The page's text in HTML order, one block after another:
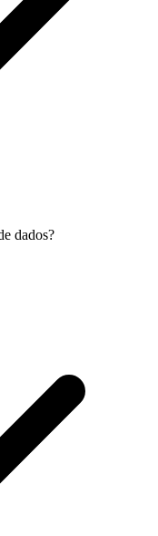
dados?